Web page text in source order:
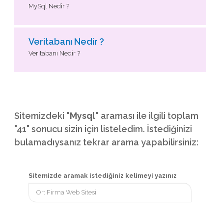
MySql Nedir ?
Veritabanı Nedir ?
Veritabanı Nedir ?
Sitemizdeki "Mysql" araması ile ilgili toplam
"41" sonucu sizin için listeledim. İstediğinizi
bulamadıysanız tekrar arama yapabilirsiniz:
Sitemizde aramak istediğiniz kelimeyi yazınız